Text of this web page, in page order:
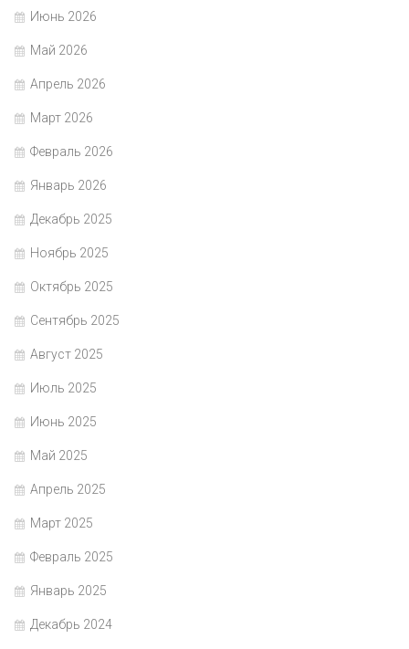
Июнь 2026
Май 2026
Апрель 2026
Март 2026
Февраль 2026
Январь 2026
Декабрь 2025
Ноябрь 2025
Октябрь 2025
Сентябрь 2025
Август 2025
Июль 2025
Июнь 2025
Май 2025
Апрель 2025
Март 2025
Февраль 2025
Январь 2025
Декабрь 2024